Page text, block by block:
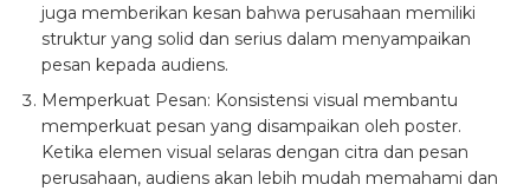
juga memberikan kesan bahwa perusahaan memiliki
struktur yang solid dan serius dalam menyampaikan
pesan kepada audiens.
Memperkuat Pesan: Konsistensi visual membantu
memperkuat pesan yang disampaikan oleh poster.
Ketika elemen visual selaras dengan citra dan pesan
perusahaan, audiens akan lebih mudah memahami dan